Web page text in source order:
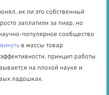
их ли это собственный
заплатили за пиар, но
популярное сообщество
в массы товар
принцип работы
на плохой науке и
ладошках.